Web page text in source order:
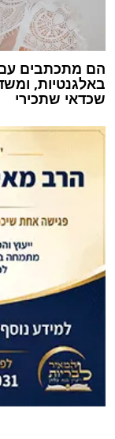
הם מתכתבים
באלגנטיות,
שכדאי שתכירי